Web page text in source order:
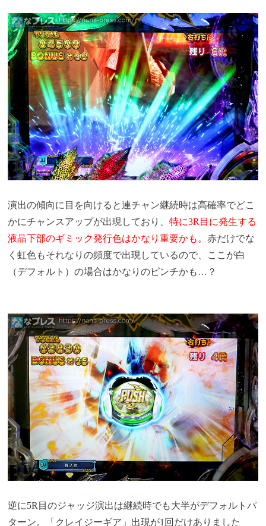
演出の傾向に目を向けると連チャン継続時は高確率でどこ
かにチャンスアップが出現しており、特に3R目に発生する
液晶下部のギミック発行色はかなり重要かも。赤だけでな
く虹色もそれなりの頻度で出現しているので、ここが白
（デフォルト）の場合はかなりのピンチかも…？
逆に5R目のジャッジ演出は継続時でも大半がデフォルトパ
ターン。「クレイジーギア」出現が1回だけありました